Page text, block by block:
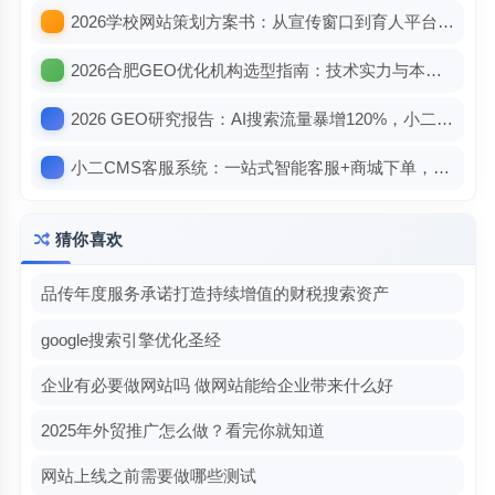
2026学校网站策划方案书：从宣传窗口到育人平台，重构数字教育新名片
2026合肥GEO优化机构选型指南：技术实力与本地适配缺一不可
2026 GEO研究报告：AI搜索流量暴增120%，小二CMS助力品牌抢占“答案位”
小二CMS客服系统：一站式智能客服+商城下单，让服务与转化无缝衔接
猜你喜欢
品传年度服务承诺打造持续增值的财税搜索资产
google搜索引擎优化圣经
企业有必要做网站吗 做网站能给企业带来什么好
2025年外贸推广怎么做？看完你就知道
网站上线之前需要做哪些测试